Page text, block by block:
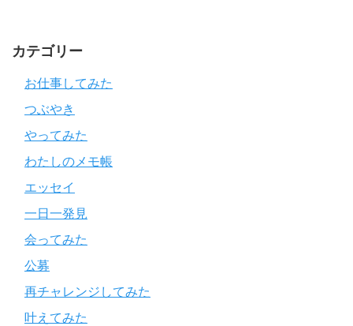
カテゴリー
お仕事してみた
つぶやき
やってみた
わたしのメモ帳
エッセイ
一日一発見
会ってみた
公募
再チャレンジしてみた
叶えてみた